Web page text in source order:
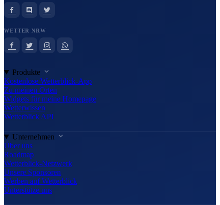
WETTER NRW
Produkte
Kostenlose Wetterblick-App
Zu meinen Orten
Widgets für meine Homepage
Wetterwissen
Wetterblick API
Unternehmen
Über uns
Roadmap
Wetterblick-Netzwerk
Unsere Sponsoren
Werben auf Wetterblick
Unterstütze uns